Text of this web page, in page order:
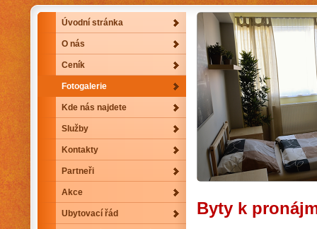
Byty k
Úvodní stránka
O nás
Ceník
Fotogalerie
Kde nás najdete
Služby
Kontakty
Partneři
Akce
Ubytovací řád